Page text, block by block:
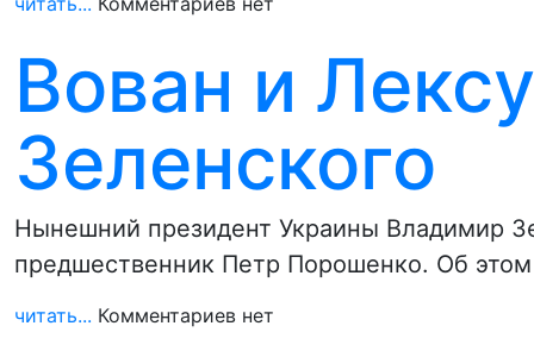
Вован и
Зеленского
Нынешний президент Украины Владимир
предшественник Петр Порошенко. Об
читать... Комментариев нет